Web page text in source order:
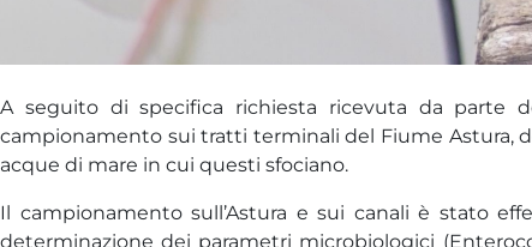
A seguito di specifica richiesta ricevuta da parte
campionamento sui tratti terminali del Fiume Astura,
acque di mare in cui questi sfociano.
Il campionamento sull’Astura e sui canali è stato
determinazione dei parametri microbiologici